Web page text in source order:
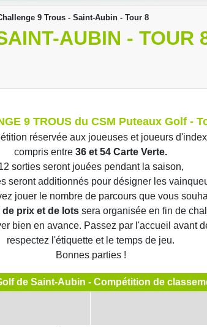
9 Trous - Saint-Aubin - Tour 8
AUBIN - TOUR
9 TROUS du CSM Puteaux Golf -
réservée aux joueuses et joueurs d'index
compris entre 36 et 54 Carte Verte.
sorties seront jouées pendant la saison,
seront additionnés pour désigner les
jouer le nombre de parcours que vous
de prix et de lotssera organisée en fin de
bien en avance. Passez par l'accueil avant
respectez l'étiquette et le temps de jeu.
Bonnes parties !
de Saint-Aubin - Compétition de